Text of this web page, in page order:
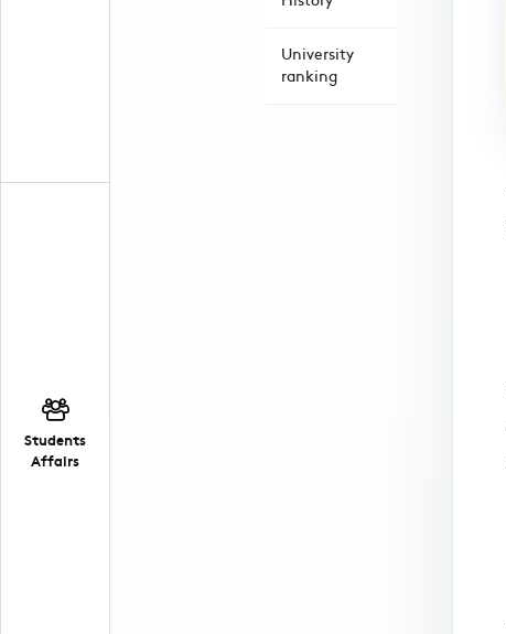
Students
Affairs
University
ranking